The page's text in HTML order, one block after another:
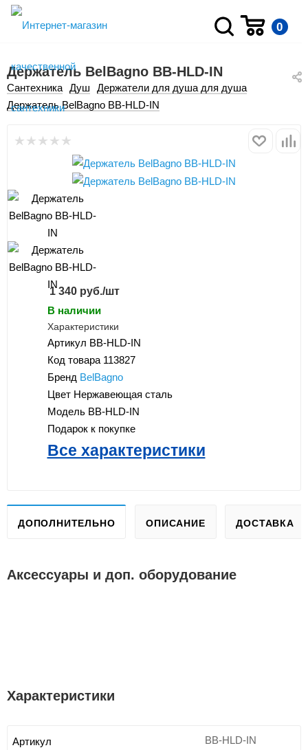
0
Держатель BelBagno BB-HLD-IN
Сантехника Душ
Держатели для душа для душа
Держатель BelBagno BB-HLD-IN
1 340руб./шт
В наличии
Характеристики
Артикул BB-HLD-IN
Код товара 113827
Бренд BelBagno
Цвет Нержавеющая сталь
Модель BB-HLD-IN
Подарок к покупке
Все характеристики
ДОПОЛНИТЕЛЬНО ОПИСАНИЕ ДОСТАВКА
Аксессуары и доп. оборудование
Характеристики
Артикул BB-HLD-IN